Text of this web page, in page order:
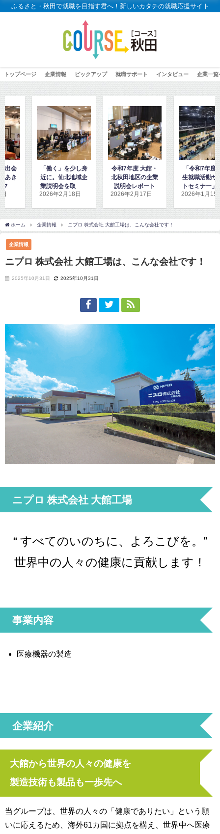
ふるさと・秋田で就職を目指す君へ！新しいカタチの就職応援サイト
トップページ 企業情報 ピックアップ 就職サポート インタビュー 企業一覧
令和7年度 大館・
北秋田地区の企業
説明会レポート
2026年2月17日
「令和7年度高校
生就職活動サポー
トセミナー」に密
着取材しました！
2026年1月15日
「高校2年生向け
秋田地域企業ガイ
ダンス」を見学・
取材しました！
2026年1月8日
ホーム 企業情報 ニプロ 株式会社 大館工場は、こんな会社です！
企業情報
ニプロ 株式会社 大館工場は、こんな会社です！
2025年10月31日 2025年10月31日
ニプロ 株式会社 大館工場
“ すべてのいのちに、よろこびを。”
世界中の人々の健康に貢献します！
事業内容
医療機器の製造
企業紹介
大館から世界の人々の健康を
製造技術も製品も一歩先へ
当グループは、世界の人々の「健康でありたい」という願
いに応えるため、海外61カ国に拠点を構え、世界中へ医療